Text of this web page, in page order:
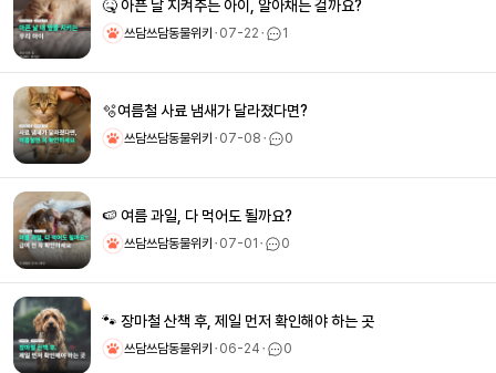
🤒 아픈 날 지켜주는 아이, 알아채는 걸까요?
쓰담쓰담동물위키 ㆍ07-22ㆍ 1
🫧여름철 사료 냄새가 달라졌다면?
쓰담쓰담동물위키 ㆍ07-08ㆍ 0
🍉 여름 과일, 다 먹어도 될까요?
쓰담쓰담동물위키 ㆍ07-01 ㆍ 0
🐾 장마철 산책 후, 제일 먼저 확인해야 하는 곳
쓰담쓰담동물위키 ㆍ06-24ㆍ 0